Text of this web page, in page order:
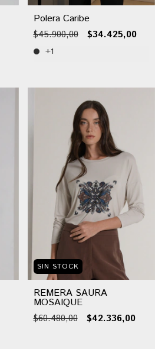
Polera Caribe
$45.900,00 $34.425,00
+1
SIN STOCK
REMERA SAURA
MOSAIQUE
$60.480,00 $42.336,00